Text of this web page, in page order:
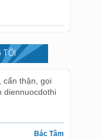
TÔI
cẩn thận, gọi
diennuocdothi
Bác Tâm